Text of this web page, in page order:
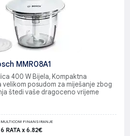
MMR08A1
400 W Bijela, Kompaktna
posudom za miješanje zbog
štedi vaše dragoceno vrijeme
MULTICOM FINANSIRANJE
6 RATA x 6.82€